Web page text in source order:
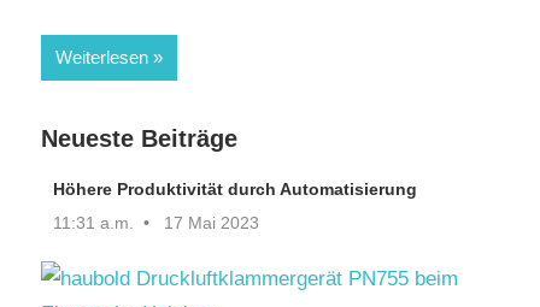
Weiterlesen
Neueste Beiträge
Höhere Produktivität durch Automatisierung
11:31 a.m.
17 Mai 2023